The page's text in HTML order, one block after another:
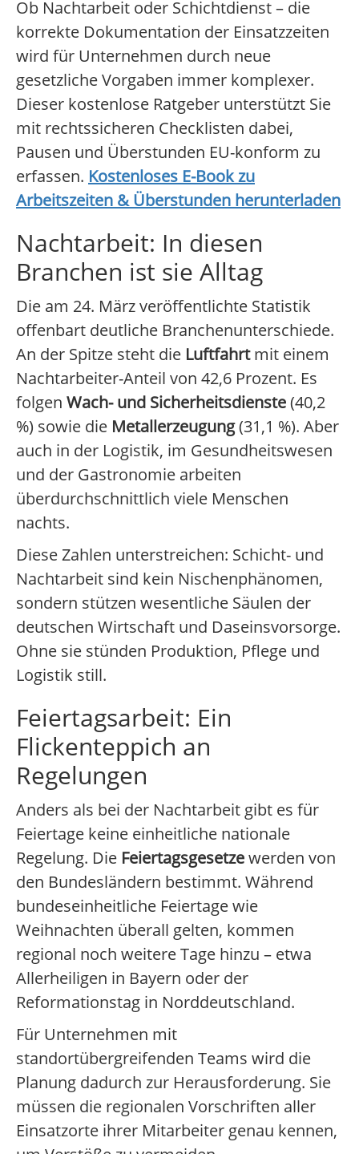
Ob Nachtarbeit oder Schichtdienst – die
korrekte Dokumentation der Einsatzzeiten
wird für Unternehmen durch neue
gesetzliche Vorgaben immer komplexer.
Dieser kostenlose Ratgeber unterstützt Sie
mit rechtssicheren Checklisten dabei,
Pausen und Überstunden EU-konform zu
erfassen. Kostenloses E-Book zu
Arbeitszeiten & Überstunden herunterladen
Nachtarbeit: In diesen
Branchen ist sie Alltag
Die am 24. März veröffentlichte Statistik
offenbart deutliche Branchenunterschiede.
An der Spitze steht die Luftfahrtmit einem
Nachtarbeiter-Anteil von 42,6 Prozent. Es
folgen Wach- und Sicherheitsdienste(40,2
%) sowie die Metallerzeugung(31,1 %). Aber
auch in der Logistik, im Gesundheitswesen
und der Gastronomie arbeiten
überdurchschnittlich viele Menschen
nachts.
Diese Zahlen unterstreichen: Schicht- und
Nachtarbeit sind kein Nischenphänomen,
sondern stützen wesentliche Säulen der
deutschen Wirtschaft und Daseinsvorsorge.
Ohne sie stünden Produktion, Pflege und
Logistik still.
Feiertagsarbeit: Ein
Flickenteppich an
Regelungen
Anders als bei der Nachtarbeit gibt es für
Feiertage keine einheitliche nationale
Regelung. Die Feiertagsgesetzewerden von
den Bundesländern bestimmt. Während
bundeseinheitliche Feiertage wie
Weihnachten überall gelten, kommen
regional noch weitere Tage hinzu – etwa
Allerheiligen in Bayern oder der
Reformationstag in Norddeutschland.
Für Unternehmen mit
standortübergreifenden Teams wird die
Planung dadurch zur Herausforderung. Sie
müssen die regionalen Vorschriften aller
Einsatzorte ihrer Mitarbeiter genau kennen,